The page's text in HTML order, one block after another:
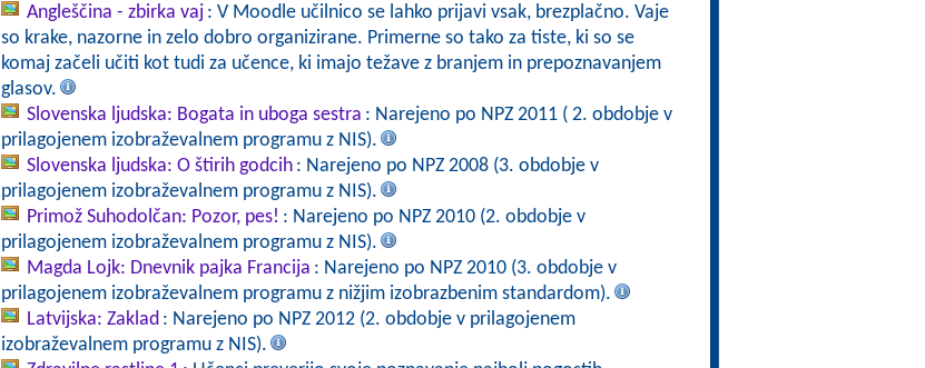
Angleščina - zbirka vaj : V Moodle učilnico se lahko prijavi vsak, brezplačno. Vaje
so krake, nazorne in zelo dobro organizirane. Primerne so tako za tiste, ki so se
komaj začeli učiti kot tudi za učence, ki imajo težave z branjem in prepoznavanjem
glasov.
Slovenska ljudska: Bogata in uboga sestra : Narejeno po NPZ 2011 ( 2. obdobje v
prilagojenem izobraževalnem programu z NIS).
Slovenska ljudska: O štirih godcih : Narejeno po NPZ 2008 (3. obdobje v
prilagojenem izobraževalnem programu z NIS).
Primož Suhodolčan: Pozor, pes! : Narejeno po NPZ 2010 (2. obdobje v
prilagojenem izobraževalnem programu z NIS).
Magda Lojk: Dnevnik pajka Francija : Narejeno po NPZ 2010 (3. obdobje v
prilagojenem izobraževalnem programu z nižjim izobrazbenim standardom).
Latvijska: Zaklad : Narejeno po NPZ 2012 (2. obdobje v prilagojenem
izobraževalnem programu z NIS).